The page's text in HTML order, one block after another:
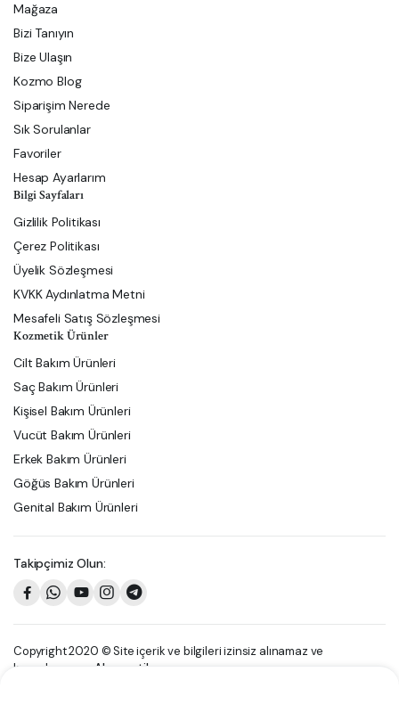
Mağaza
Bizi Tanıyın
Bize Ulaşın
Kozmo Blog
Siparişim Nerede
Sık Sorulanlar
Favoriler
Hesap Ayarlarım
Bilgi Sayfaları
Gizlilik Politikası
Çerez Politikası
Üyelik Sözleşmesi
KVKK Aydınlatma Metni
Mesafeli Satış Sözleşmesi
Kozmetik Ürünler
Cilt Bakım Ürünleri
Saç Bakım Ürünleri
Kişisel Bakım Ürünleri
Vucüt Bakım Ürünleri
Erkek Bakım Ürünleri
Göğüs Bakım Ürünleri
Genital Bakım Ürünleri
Takipçimiz Olun:
Copyright 2020 © Site içerik ve bilgileri izinsiz alınamaz ve
kopyalanamaz
Akozmetik